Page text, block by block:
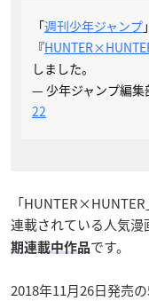
「週刊少年ジャンプ
『
しました。
— 少年ジャンプ編
22
「
連載されている人気漫
期連載中作品です。
2018年11月26日発売